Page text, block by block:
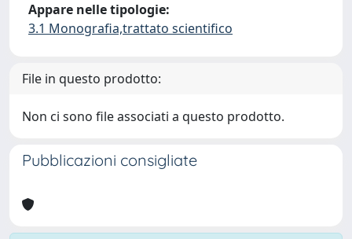
Appare nelle tipologie:
3.1 Monografia,trattato scientifico
File in questo prodotto:
Non ci sono file associati a questo prodotto.
Pubblicazioni consigliate